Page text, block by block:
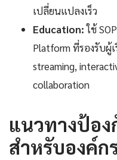
เปลี่ยนแปลงเร็ว
Education:ใช้
Platform ที่รองรับ
streaming,
collaboration
แนวทางป้อง
สำหรับองค์ก